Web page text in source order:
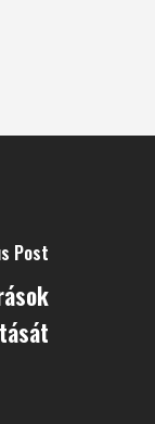
Post